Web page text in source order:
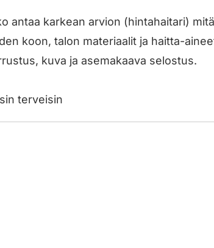
antaa karkean arvion (hintahaitari)
koon, talon materiaalit ja haitta-
kuva ja asemakaava selostus.
terveisin